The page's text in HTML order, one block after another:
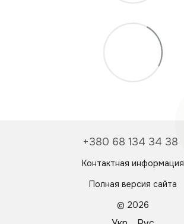
+380 68 134 34 38
Контактная информация
Полная версия сайта
© 2026
Відповімо найближчим часом